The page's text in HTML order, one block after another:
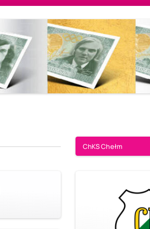
ChKS Chełm